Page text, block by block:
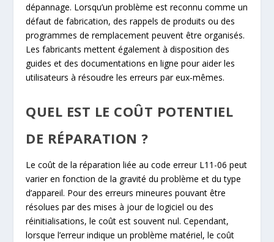
dépannage. Lorsqu’un problème est reconnu comme un
défaut de fabrication, des rappels de produits ou des
programmes de remplacement peuvent être organisés.
Les fabricants mettent également à disposition des
guides et des documentations en ligne pour aider les
utilisateurs à résoudre les erreurs par eux-mêmes.
QUEL EST LE COÛT POTENTIEL
DE RÉPARATION ?
Le coût de la réparation liée au code erreur L11-06 peut
varier en fonction de la gravité du problème et du type
d’appareil. Pour des erreurs mineures pouvant être
résolues par des mises à jour de logiciel ou des
réinitialisations, le coût est souvent nul. Cependant,
lorsque l’erreur indique un problème matériel, le coût